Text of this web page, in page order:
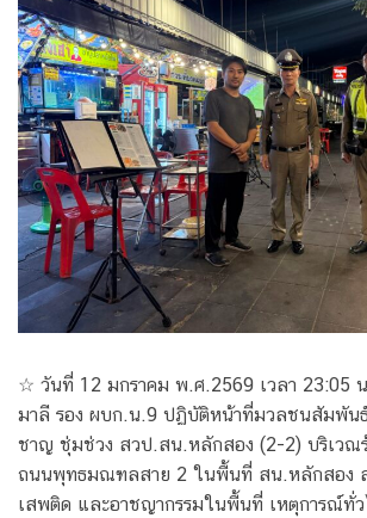
☆ วันที่ 12 มกราคม พ.ศ.2569 เวลา 23:05
มาลี รอง ผบก.น.9 ปฏิบัติหน้าที่มวลชนสัมพัน
ชาญ ชุ่มช่วง สวป.สน.หลักสอง (2-2) บริเวณ
ถนนพุทธมณฑลสาย 2 ในพื้นที่ สน.หลักสอง ส
เสพติด และอาชญากรรมในพื้นที่ เหตุการณ์ทั่